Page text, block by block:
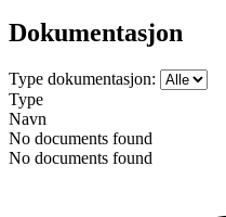
Dokumentasjon
Type dokumentasjon:
Type
Navn
No documents found
No documents found